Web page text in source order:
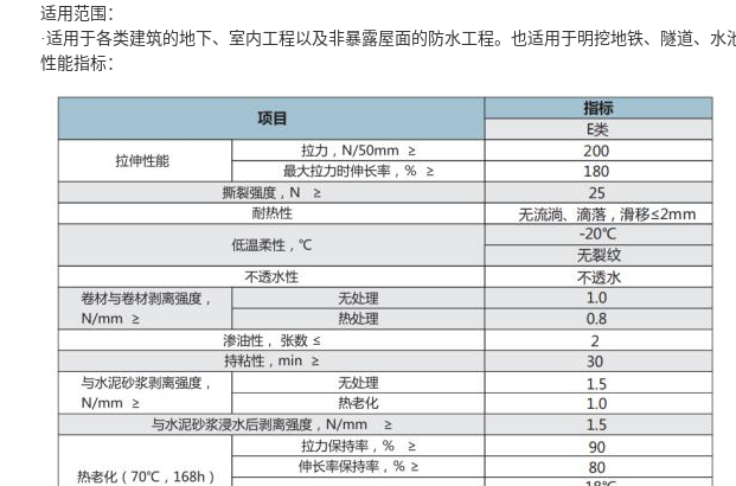
适用范围：
·适用于各类建筑的地下、室内工程以及非暴露屋面的防水工程。也适用于明挖地铁、隧道、
性能指标：